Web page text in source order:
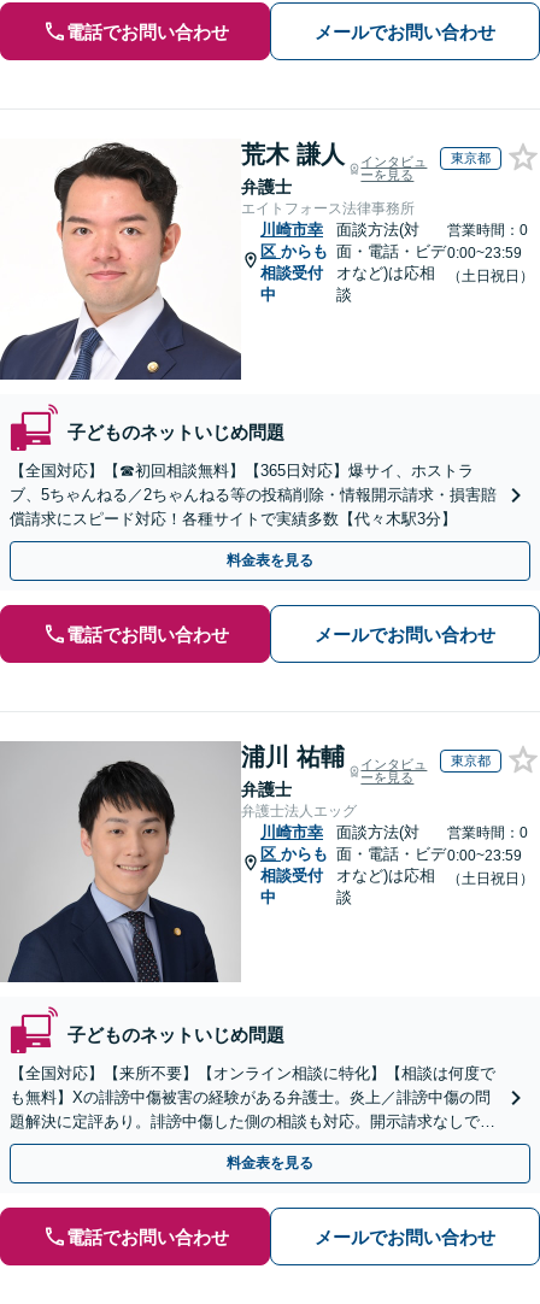
電話でお問い合わせ メールでお問い合わせ
荒木 謙人
弁護士
インタビュ
ーを見る
東京都
エイトフォース法律事務所
川崎市幸
区 からも
相談受付
中
面談方法(対
面・電話・ビデ
オなど)は応相
談
営業時間：0
0:00~23:59
（土日祝日）
子どものネットいじめ問題
【全国対応】【☎︎初回相談無料】【365日対応】爆サイ、ホストラ
ブ、5ちゃんねる／2ちゃんねる等の投稿削除・情報開示請求・損害賠
償請求にスピード対応！各種サイトで実績多数【代々木駅3分】
料金表を見る
電話でお問い合わせ メールでお問い合わせ
浦川 祐輔
弁護士
インタビュ
ーを見る
東京都
弁護士法人エッグ
川崎市幸
区 からも
相談受付
中
面談方法(対
面・電話・ビデ
オなど)は応相
談
営業時間：0
0:00~23:59
（土日祝日）
子どものネットいじめ問題
【全国対応】【来所不要】【オンライン相談に特化】【相談は何度で
も無料】Xの誹謗中傷被害の経験がある弁護士。炎上／誹謗中傷の問
題解決に定評あり。誹謗中傷した側の相談も対応。開示請求なしで本
人の特定ができる場合もあり。
料金表を見る
電話でお問い合わせ メールでお問い合わせ